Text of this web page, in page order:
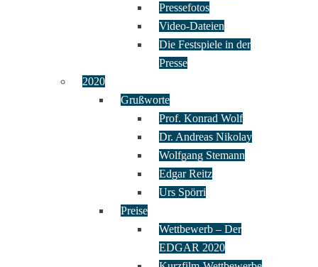
Pressefotos
Video-Dateien
Die Festspiele in der
Presse
2020
Grußworte
Prof. Konrad Wolf
Dr. Andreas Nikolay
Wolfgang Stemann
Edgar Reitz
Urs Spörri
Preise
Wettbewerb – Der
EDGAR 2020